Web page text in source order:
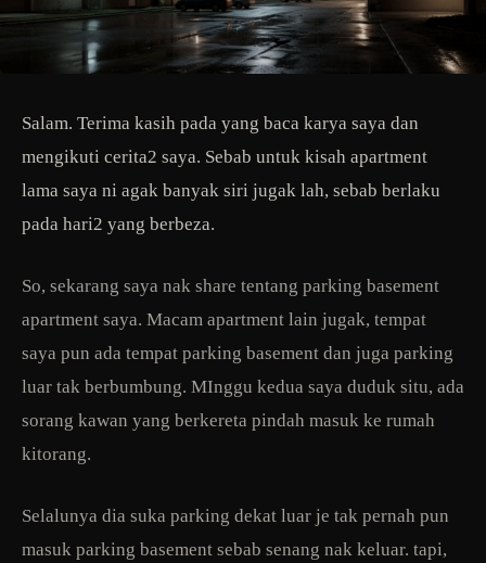
Salam. Terima kasih pada yang baca karya saya dan
mengikuti cerita2 saya. Sebab untuk kisah apartment
lama saya ni agak banyak siri jugak lah, sebab berlaku
pada hari2 yang berbeza.
So, sekarang saya nak share tentang parking basement
apartment saya. Macam apartment lain jugak, tempat
saya pun ada tempat parking basement dan juga parking
luar tak berbumbung. MInggu kedua saya duduk situ, ada
sorang kawan yang berkereta pindah masuk ke rumah
kitorang.
Selalunya dia suka parking dekat luar je tak pernah pun
masuk parking basement sebab senang nak keluar. tapi,